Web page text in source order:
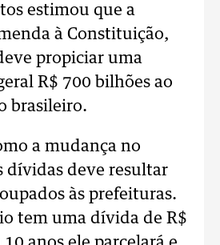
estimou que a
à Constituição,
propiciar uma
R$ 700 bilhões ao
brasileiro.
a mudança no
dívidas deve resultar
às prefeituras.
tem uma dívida de R$